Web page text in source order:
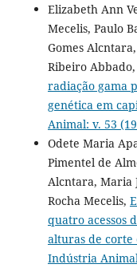
Elizabeth Ann
Mecelis, Paulo
Gomes
Ribeiro
radiação gama
genética em
Animal: v. 53
Odete Maria
Pimentel de
Alcntara, Maria
Rocha Mecelis,
quatro acessos
alturas de corte
Indústria